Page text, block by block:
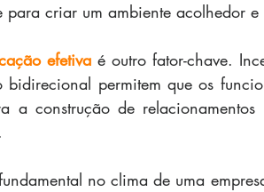
para criar um ambiente acolhedor e
efetiva é outro fator-chave.
bidirecional permitem que os
a construção de
no clima de uma